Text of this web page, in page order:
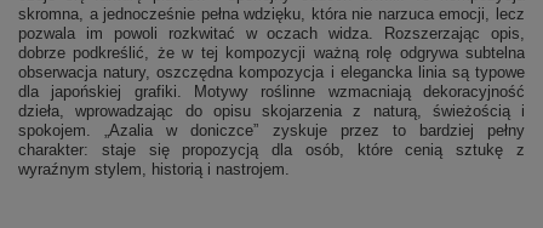
skromna, a jednocześnie pełna wdzięku, która nie narzuca emocji, lecz
pozwala im powoli rozkwitać w oczach widza. Rozszerzając opis,
dobrze podkreślić, że w tej kompozycji ważną rolę odgrywa subtelna
obserwacja natury, oszczędna kompozycja i elegancka linia są typowe
dla japońskiej grafiki. Motywy roślinne wzmacniają dekoracyjność
dzieła, wprowadzając do opisu skojarzenia z naturą, świeżością i
spokojem. „Azalia w doniczce” zyskuje przez to bardziej pełny
charakter: staje się propozycją dla osób, które cenią sztukę z
wyraźnym stylem, historią i nastrojem.